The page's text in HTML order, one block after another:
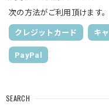
次の方法がご利用頂けます。
クレジットカード キ
PayPal
SEARCH